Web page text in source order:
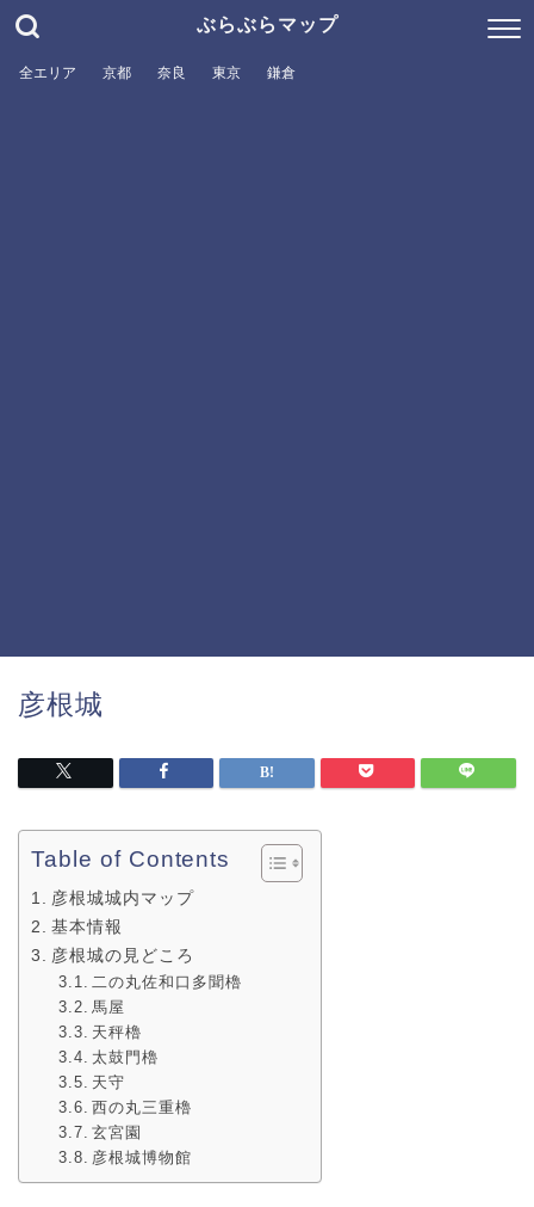
ぶらぶらマップ
全エリア 京都 奈良 東京 鎌倉
彦根城
Table of Contents
彦根城城内マップ
基本情報
彦根城の見どころ
二の丸佐和口多聞櫓
馬屋
天秤櫓
太鼓門櫓
天守
西の丸三重櫓
玄宮園
彦根城博物館